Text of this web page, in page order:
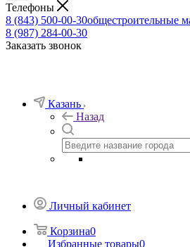
Телефоны
8 (843) 500-00-30общестроительные
8 (987) 284-00-30
Заказать звонок
Казань
Назад
Личный кабинет
Корзина0
Избранные товары0